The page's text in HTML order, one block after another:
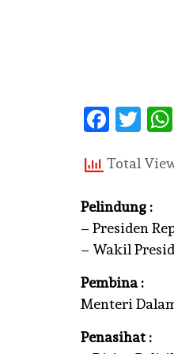
Total
Pelindung :
– Presiden
– Wakil
Pembina :
Menteri
Penasihat :